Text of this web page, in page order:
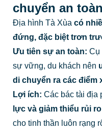
chuyển an
Địa hình Tà Xùa có
đứng, đặc biệt trơn
Ưu tiên sự an toàn: Cụ
sự vững, du khách nên
di chuyển ra các điểm
Lợi ích: Các bác tài địa
lực và giảm thiểu rủi
cho tinh thần luôn rạng